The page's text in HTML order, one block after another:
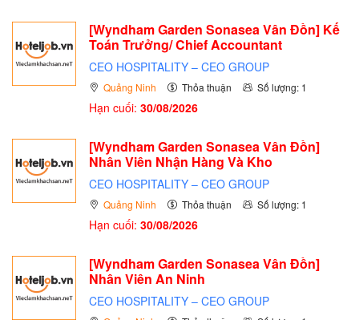
[Wyndham Garden Sonasea Vân Đồn] Kế
Toán Trưởng/ Chief Accountant
CEO HOSPITALITY – CEO GROUP
Quảng Ninh Thỏa thuận Số lượng: 1
Hạn cuối: 30/08/2026
[Wyndham Garden Sonasea Vân Đồn]
Nhân Viên Nhận Hàng Và Kho
CEO HOSPITALITY – CEO GROUP
Quảng Ninh Thỏa thuận Số lượng: 1
Hạn cuối: 30/08/2026
[Wyndham Garden Sonasea Vân Đồn]
Nhân Viên An Ninh
CEO HOSPITALITY – CEO GROUP